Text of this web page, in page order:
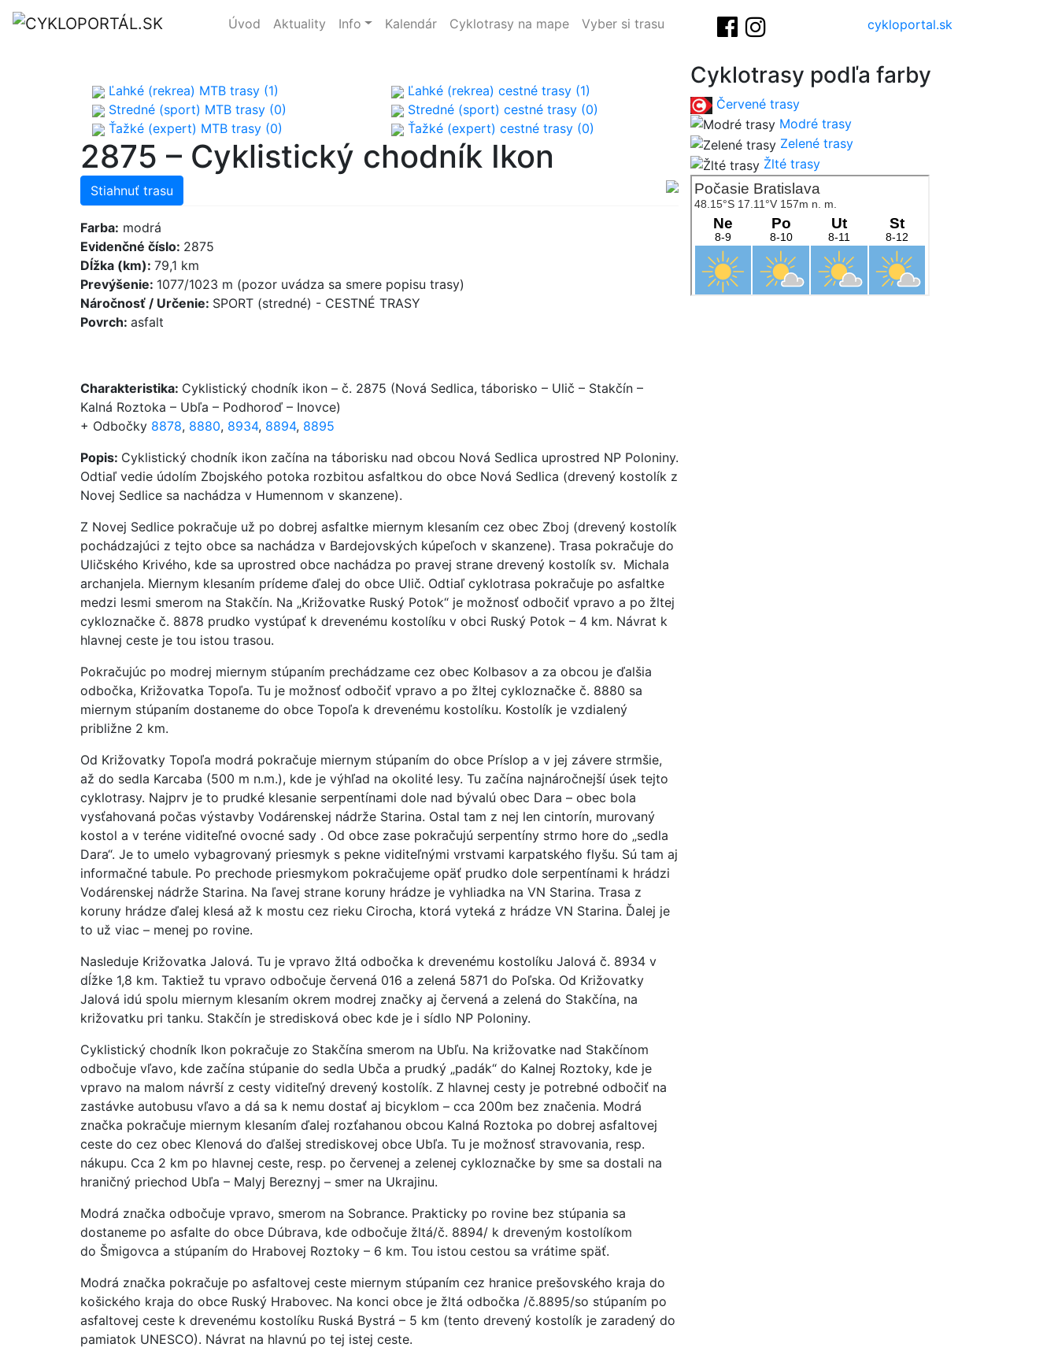
Úvod Aktuality Info Kalendár Cyklotrasy na mape Vyber si trasu cykloportal.sk
Ľahké (rekrea) MTB trasy (1)
Stredné (sport) MTB trasy (0)
Ťažké (expert) MTB trasy (0)
Ľahké (rekrea) cestné trasy (1)
Stredné (sport) cestné trasy (0)
Ťažké (expert) cestné trasy (0)
2875 – Cyklistický chodník Ikon
Stiahnuť trasu
Farba: modrá
Evidenčné číslo: 2875
Dĺžka (km): 79,1 km
Prevýšenie: 1077/1023 m (pozor uvádza sa smere popisu trasy)
Náročnosť / Určenie: SPORT (stredné) - CESTNÉ TRASY
Povrch: asfalt
Charakteristika: Cyklistický chodník ikon – č. 2875 (Nová Sedlica, táborisko – Ulič – Stakčín –
Kalná Roztoka – Ubľa – Podhoroď – Inovce)
+ Odbočky 8878, 8880, 8934, 8894, 8895
Popis: Cyklistický chodník ikon začína na táborisku nad obcou Nová Sedlica uprostred NP Poloniny.
Odtiaľ vedie údolím Zbojského potoka rozbitou asfaltkou do obce Nová Sedlica (drevený kostolík z
Novej Sedlice sa nachádza v Humennom v skanzene).
Z Novej Sedlice pokračuje už po dobrej asfaltke miernym klesaním cez obec Zboj (drevený kostolík
pochádzajúci z tejto obce sa nachádza v Bardejovských kúpeľoch v skanzene). Trasa pokračuje do
Uličského Krivého, kde sa uprostred obce nachádza po pravej strane drevený kostolík sv. Michala
archanjela. Miernym klesaním prídeme ďalej do obce Ulič. Odtiaľ cyklotrasa pokračuje po asfaltke
medzi lesmi smerom na Stakčín. Na „Križovatke Ruský Potok“ je možnosť odbočiť vpravo a po žltej
cykloznačke č. 8878 prudko vystúpať k drevenému kostolíku v obci Ruský Potok – 4 km. Návrat k
hlavnej ceste je tou istou trasou.
Pokračujúc po modrej miernym stúpaním prechádzame cez obec Kolbasov a za obcou je ďalšia
odbočka, Križovatka Topoľa. Tu je možnosť odbočiť vpravo a po žltej cykloznačke č. 8880 sa
miernym stúpaním dostaneme do obce Topoľa k drevenému kostolíku. Kostolík je vzdialený
približne 2 km.
Od Križovatky Topoľa modrá pokračuje miernym stúpaním do obce Príslop a v jej závere strmšie,
až do sedla Karcaba (500 m n.m.), kde je výhľad na okolité lesy. Tu začína najnáročnejší úsek tejto
cyklotrasy. Najprv je to prudké klesanie serpentínami dole nad bývalú obec Dara – obec bola
vysťahovaná počas výstavby Vodárenskej nádrže Starina. Ostal tam z nej len cintorín, murovaný
kostol a v teréne viditeľné ovocné sady . Od obce zase pokračujú serpentíny strmo hore do „sedla
Dara“. Je to umelo vybagrovaný priesmyk s pekne viditeľnými vrstvami karpatského flyšu. Sú tam aj
informačné tabule. Po prechode priesmykom pokračujeme opäť prudko dole serpentínami k hrádzi
Vodárenskej nádrže Starina. Na ľavej strane koruny hrádze je vyhliadka na VN Starina. Trasa z
koruny hrádze ďalej klesá až k mostu cez rieku Cirocha, ktorá vyteká z hrádze VN Starina. Ďalej je
to už viac – menej po rovine.
Nasleduje Križovatka Jalová. Tu je vpravo žltá odbočka k drevenému kostolíku Jalová č. 8934 v
dĺžke 1,8 km. Taktiež tu vpravo odbočuje červená 016 a zelená 5871 do Poľska. Od Križovatky
Jalová idú spolu miernym klesaním okrem modrej značky aj červená a zelená do Stakčína, na
križovatku pri tanku. Stakčín je stredisková obec kde je i sídlo NP Poloniny.
Cyklistický chodník Ikon pokračuje zo Stakčína smerom na Ubľu. Na križovatke nad Stakčínom
odbočuje vľavo, kde začína stúpanie do sedla Ubča a prudký „padák“ do Kalnej Roztoky, kde je
vpravo na malom návrší z cesty viditeľný drevený kostolík. Z hlavnej cesty je potrebné odbočiť na
zastávke autobusu vľavo a dá sa k nemu dostať aj bicyklom – cca 200m bez značenia. Modrá
značka pokračuje miernym klesaním ďalej rozťahanou obcou Kalná Roztoka po dobrej asfaltovej
ceste do cez obec Klenová do ďalšej strediskovej obce Ubľa. Tu je možnosť stravovania, resp.
nákupu. Cca 2 km po hlavnej ceste, resp. po červenej a zelenej cykloznačke by sme sa dostali na
hraničný priechod Ubľa – Malyj Bereznyj – smer na Ukrajinu.
Modrá značka odbočuje vpravo, smerom na Sobrance. Prakticky po rovine bez stúpania sa
dostaneme po asfalte do obce Dúbrava, kde odbočuje žltá/č. 8894/ k dreveným kostolíkom
do Šmigovca a stúpaním do Hrabovej Roztoky – 6 km. Tou istou cestou sa vrátime späť.
Modrá značka pokračuje po asfaltovej ceste miernym stúpaním cez hranice prešovského kraja do
košického kraja do obce Ruský Hrabovec. Na konci obce je žltá odbočka /č.8895/so stúpaním po
asfaltovej ceste k drevenému kostolíku Ruská Bystrá – 5 km (tento drevený kostolík je zaradený do
pamiatok UNESCO). Návrat na hlavnú po tej istej ceste.
Cyklotrasy podľa farby
Červené trasy
Modré trasy
Zelené trasy
Žlté trasy